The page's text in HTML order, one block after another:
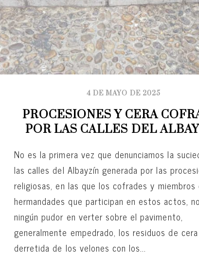
4 DE MAYO DE 2025
PROCESIONES Y CERA
POR LAS CALLES DEL
No es la primera vez que denunciamos la
las calles del Albayzín generada por las
religiosas, en las que los cofrades y miembros
hermandades que participan en estos actos,
ningún pudor en verter sobre el pavimento,
generalmente empedrado, los residuos de cera
derretida de los velones con los...